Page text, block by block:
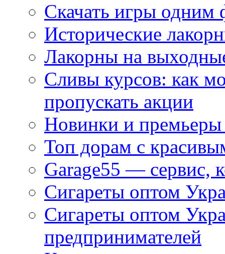
Скачать игры одним
Исторические
Лакорны на
Сливы курсов: как
пропускать акции
Новинки и
Топ дорам с
Garage55 — сервис,
Сигареты оптом
Сигареты оптом
предпринимателей